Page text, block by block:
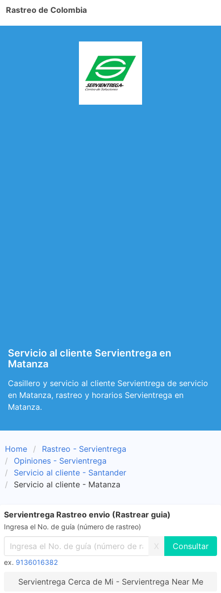
Rastreo de Colombia
Servicio al cliente Servientrega en
Matanza
Casillero y servicio al cliente Servientrega de servicio
en Matanza, rastreo y horarios Servientrega en
Matanza.
Home
Rastreo - Servientrega
Opiniones - Servientrega
Servicio al cliente - Santander
Servicio al cliente - Matanza
Servientrega Rastreo envio (Rastrear guia)
Ingresa el No. de guía (número de rastreo)
X
ex. 9136016382
Servientrega Cerca de Mi - Servientrega Near Me